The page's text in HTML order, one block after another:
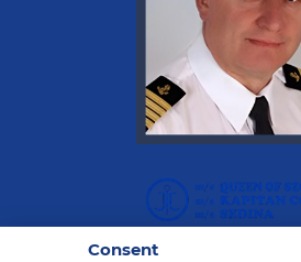
Consent